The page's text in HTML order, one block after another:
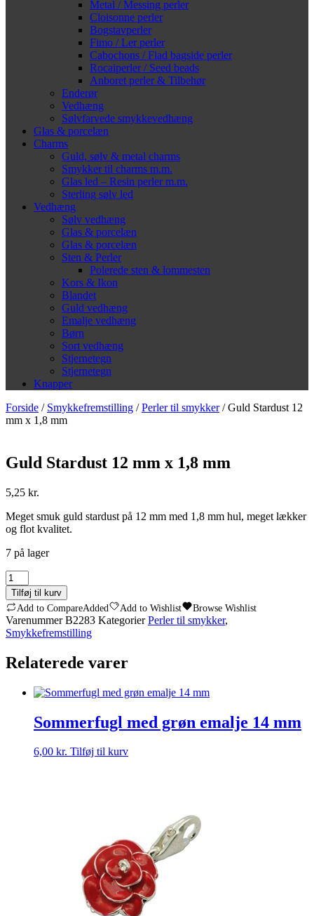
Metal / Messing perler
Cloisonne perler
Bogstavperler
Fimo / Ler perler
Cabochons / Flad bagside perler
Rocaiperler / Seed beads
Anboret perler & Tilbehør
Enderør
Vedhæng
Sølvfarvede smykkevedhæng
Glas & porcelæn
Charms
Guld, sølv & metal charms
Smykker til charms m.m.
Glas led – Resin perler m.m.
Sterling sølv led
Vedhæng
Sølv vedhæng
Glas & porcelæn
Glas & porcelæn
Sten & Perler
Polerede sten & lommesten
Kors & Ikon
Blandet
Guld vedhæng
Emalje vedhæng
Børn
Sort vedhæng
Stjernetegn
Stjernetegn
Knapper
Forside / Smykkefremstilling /Perler til smykker/ Guld Stardust 12
mm x 1,8 mm
Guld Stardust 12 mm x 1,8 mm
5,25 kr.
Meget smuk guld stardust på 12 mm med 1,8 mm hul, meget lækker
og flot kvalitet.
7 på lager
Guld
Stardust
12
mm
x
1,8
antal
Tilføj til kurv
Add to CompareAdded Add to Wishlist Browse Wishlist
VarenummerB2283 Kategorier Perler til smykker,
Smykkefremstilling
Relaterede varer
Sommerfugl med grøn emalje 14 mm
6,00 kr. Tilføj til kurv